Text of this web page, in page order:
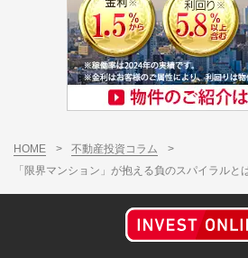
HOME > 不動産投資コラム
>
「限界マンション」が抱える負のスパイラルと